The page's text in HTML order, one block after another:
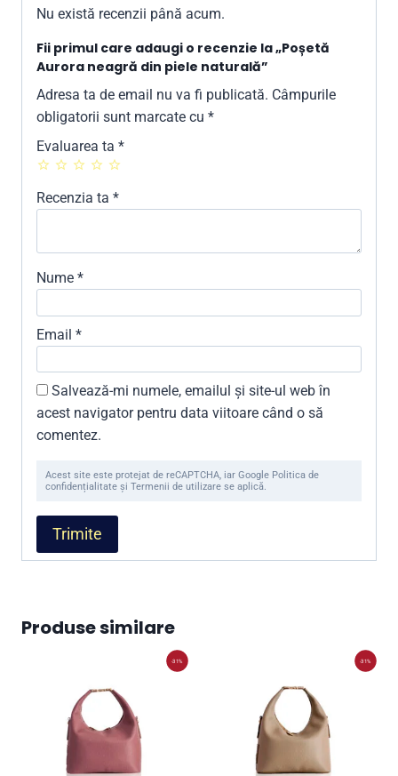
Nu există recenzii până acum.
Fii primul care adaugi o recenzie la „Poșetă
Aurora neagră din piele naturală”
Adresa ta de email nu va fi publicată. Câmpurile
obligatorii sunt marcate cu *
Evaluarea ta *
Recenzia ta *
Nume *
Email *
Salvează-mi numele, emailul și site-ul web în
acest navigator pentru data viitoare când o să
comentez.
Acest site este protejat de reCAPTCHA, iar Google Politica de
confidențialitate și Termenii de utilizare se aplică.
Produse similare
-31% -31%